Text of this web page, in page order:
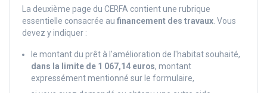
La deuxième page du CERFA contient une rubrique
essentielle consacrée aufinancement des travaux . Vous
devez y indiquer :
le montant du prêt à l'amélioration de l'habitat souhaité,
dans la limite de 1 067,14 euros, montant
expressément mentionné sur le formulaire,